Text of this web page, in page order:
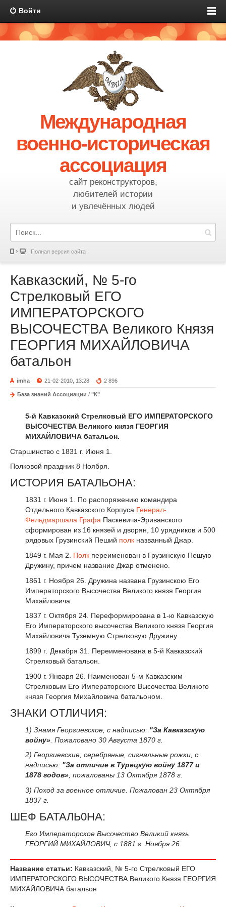
Войти
Международная
военно-историческая
ассоциация
сайт реконструкторов,
любителей истории
и увлечённых людей
Полная версия сайта
Кавказский, № 5-го
Стрелковый ЕГО
ИМПЕРАТОРСКОГО
ВЫСОЧЕСТВА Великого Князя
ГЕОРГИЯ МИХАЙЛОВИЧА
батальон
imha 21-02-2010, 13:28 2 896
База знаний Ассоциации / "К"
5-й Кавказский Стрелковый ЕГО ИМПЕРАТОРСКОГО
ВЫСОЧЕСТВА Великого князя ГЕОРГИЯ
МИХАЙЛОВИЧА батальон.
Старшинство с 1831 г. Июня 1.
Полковой праздник 8 Ноября.
ИСТОРИЯ БАТАЛЬОНА:
1831 г. Июня 1. По распоряжению командира
Отдельного Кавказского Корпуса Генерал-
Фельдмаршала Графа Паскевича-Эриванского
сформирован из 16 князей и дворян, 10 урядников и 500
рядовых Грузинский Пеший полк названный Джар.
1849 г. Мая 2. Полк переименован в Грузинскую Пешую
Дружину, причем название Джар отменено.
1861 г. Ноября 26. Дружина названа Грузинскою Его
Императорского Высочества Великого князя Георгия
Михайловича.
1837 г. Октября 24. Переформирована в 1-ю Кавказскую
Его Императорского высочества Великого князя Георгия
Михайловича Туземную Стрелковую Дружину.
1899 г Декабря 31. Переименована в 5-й Кавказский
Стрелковый батальон.
1900 г. Января 26. Наименован 5-м Кавказским
Стрелковым Его Императорского Высочества Великого
князя Георгия Михайловича батальоном.
ЗНАКИ ОТЛИЧИЯ:
1) Знамя Георгиевское, с надписью: "За Кавказскую
войну» . Пожаловано 30 Августа 1870 г.
2) Георгиевские, серебряные, сигнальные рожки, с
надписью: "За отличие в Турецкую войну 1877 и
1878 годов», пожалованы 13 Октября 1878 г.
3) Поход за военное отличие. Пожалован 23 Октября
1837 г.
ШЕФ БАТАЛЬ0НА:
Его Императорское Высочество Великий князь
ГЕОРГИЙ МИХАЙЛОВИЧ, с 1881 г. Ноября 26.
Название статьи: Кавказский, № 5-го Стрелковый ЕГО
ИМПЕРАТОРСКОГО ВЫСОЧЕСТВА Великого Князя ГЕОРГИЯ
МИХАЙЛОВИЧА батальон